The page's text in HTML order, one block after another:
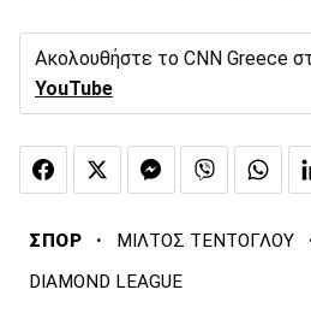
Ακολουθήστε το CNN Greece
YouTube
ΣΠΟΡ · ΜΙΛΤΟΣ ΤΕΝΤΟΓΛΟΥ
DIAMOND LEAGUE